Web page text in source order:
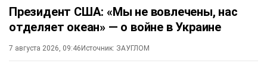
Президент США: «Мы не вовлечены, нас
отделяет океан» — о войне в Украине
7 августа 2026, 09:46 Источник: ЗАУГЛОМ